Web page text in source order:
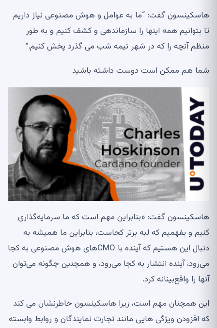
هاسکینسون گفت: “ما به عوامل و هوش مصنوعی نیاز داریم
تا بتوانیم همه اینها را سازماندهی و کشف کنیم و به طور
منظم آنچه را که در شهر نیمه شب می گذرد پخش کنیم.”
شما هم ممکن است دوست داشته باشید
هاسکینسون گفت: «بنابراین مهم است که ما سرمایه‌گذاری
کنیم و بفهمیم که لبه برتر کجاست، بنابراین ما همیشه به
دنبال این هستیم که آینده با CMOهای هوش مصنوعی به کجا
می‌رود، آینده انتشار به کجا می‌رود، و همچنین چگونه می‌توان
آنها را واقع‌بینانه کرد.
این همچنان مهم است، زیرا هاسکینسون خاطرنشان می کند
که افزودن ویژگی هایی مانند تجارت نمایندگان و روابط وابسته